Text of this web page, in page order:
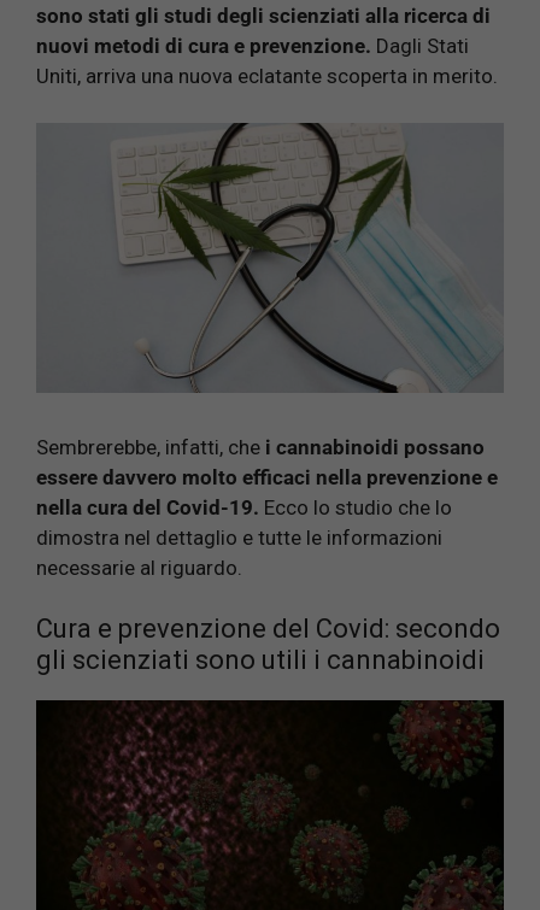
sono stati gli studi degli scienziati alla ricerca di
nuovi metodi di cura e prevenzione. Dagli Stati
Uniti, arriva una nuova eclatante scoperta in merito.
Sembrerebbe, infatti, che i cannabinoidi possano
essere davvero molto efficaci nella prevenzione e
nella cura del Covid-19. Ecco lo studio che lo
dimostra nel dettaglio e tutte le informazioni
necessarie al riguardo.
Cura e prevenzione del Covid: secondo
gli scienziati sono utili i cannabinoidi